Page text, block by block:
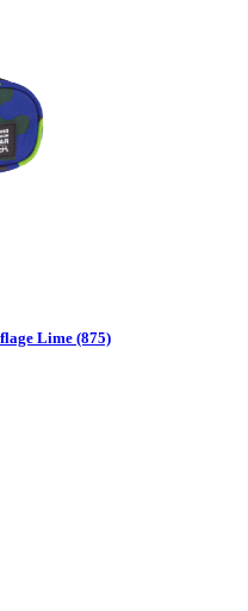
Lime (875)